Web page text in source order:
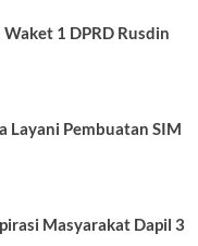
1 DPRD Rusdin
Layani Pembuatan SIM
Masyarakat Dapil 3